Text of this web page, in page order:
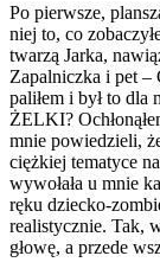
Po pierwsze,
niej to, co
twarzą Jarka,
Zapalniczka i pet
paliłem i był to
ŻELKI?
mnie powiedzieli,
ciężkiej tematyce
wywołała u mnie
ręku dziecko-
realistycznie. Tak,
głowę, a przede